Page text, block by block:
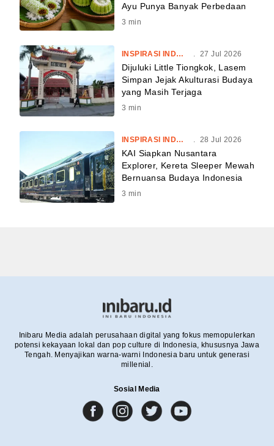
Ayu Punya Banyak Perbedaan
3 min
INSPIRASI INDONESIA . 27 Jul 2026
Dijuluki Little Tiongkok, Lasem
Simpan Jejak Akulturasi Budaya
yang Masih Terjaga
3 min
INSPIRASI INDONESIA . 28 Jul 2026
KAI Siapkan Nusantara
Explorer, Kereta Sleeper Mewah
Bernuansa Budaya Indonesia
3 min
Inibaru Media adalah perusahaan digital yang fokus memopulerkan
potensi kekayaan lokal dan pop culture di Indonesia, khususnya Jawa
Tengah. Menyajikan warna-warni Indonesia baru untuk generasi
millenial.
Sosial Media